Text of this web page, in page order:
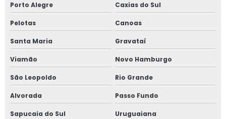
Porto Alegre
Caxias do Sul
Pelotas Canoas
Santa Maria Gravataí
Viamão Novo Hamburgo
São Leopoldo Rio Grande
Alvorada Passo Fundo
Sapucaia do Sul Uruguaiana